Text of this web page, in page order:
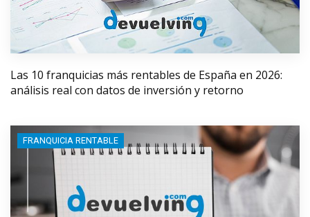
Las 10 franquicias más rentables de España en 2026:
análisis real con datos de inversión y retorno
FRANQUICIA RENTABLE